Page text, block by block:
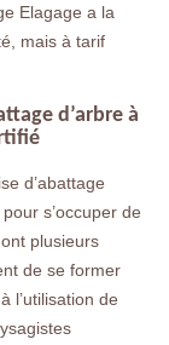
Elagage a la
mais à tarif
d’arbre à
d’abattage
s’occuper de
plusieurs
de se former
l’utilisation de